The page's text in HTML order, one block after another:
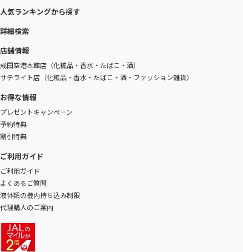
人気ランキングから探す
詳細検索
店舗情報
成田空港本館店（化粧品・香水・たばこ・酒）
サテライト店（化粧品・香水・たばこ・酒・ファッション雑貨）
お得な情報
プレゼントキャンペーン
予約特典
割引特典
ご利用ガイド
ご利用ガイド
よくあるご質問
液体類の機内持ち込み制限
代理購入のご案内